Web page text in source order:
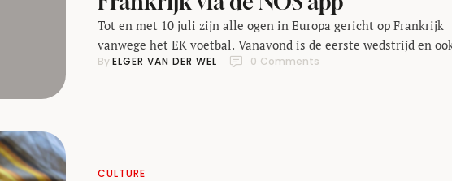
Tot en met 10 juli zijn alle ogen in Europa gericht op Frankrijk
vanwege het EK voetbal. Vanavond is de eerste wedstrijd en
doet Nederland niet mee: er is nog steeds een heleboel mooi
By ELGER VAN DER WEL 0 Comments
CULTURE